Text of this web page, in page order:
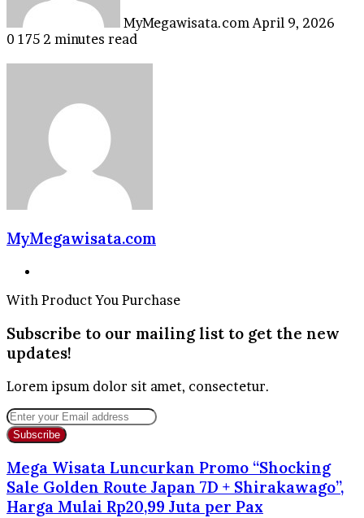
MyMegawisata.com April 9, 2026
0 175 2 minutes read
MyMegawisata.com
With Product You Purchase
Subscribe to our mailing list to get the new
updates!
Lorem ipsum dolor sit amet, consectetur.
Enter
your
Email
address
Mega Wisata Luncurkan Promo “Shocking
Sale Golden Route Japan 7D + Shirakawago”,
Harga Mulai Rp20,99 Juta per Pax